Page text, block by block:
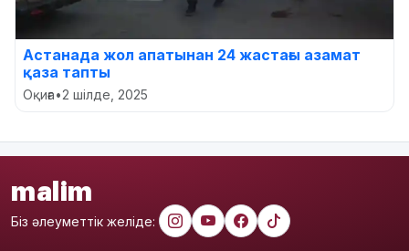
Астанада жол апатынан 24 жастағы азамат
қаза тапты
Оқиға•2 шілде, 2025
malim
Біз әлеуметтік желіде: